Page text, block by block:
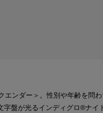
ンダー＞。性別や年齢を問
盤が光るインディグロ®ナイ